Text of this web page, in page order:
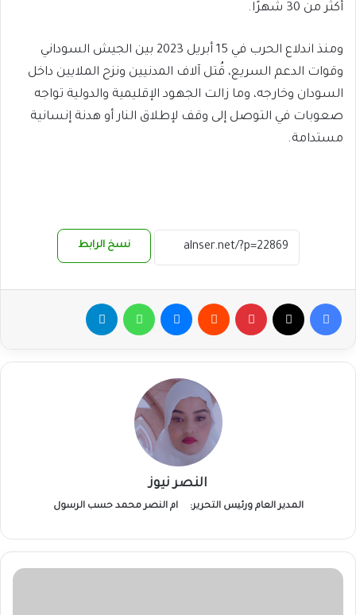
أكثر من 30 شهرًا.
ومنذ اندلاع الحرب في 15 أبريل 2023 بين الجيش السوداني
وقوات الدعم السريع، قُتل آلاف المدنيين ونزح الملايين داخل
السودان وخارجه، وما زالت الجهود الإقليمية والدولية تواجه
صعوبات في التوصل إلى وقف لإطلاق النار أو هدنة إنسانية
مستدامة.
نسخ الرابط
فيسبوك بينتيريست ماسنجر واتساب
النصر نيوز
المدير العام ورئيس التحرير: ام النصر محمد حسب الرسول
بعثة